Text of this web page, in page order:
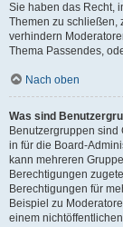
Sie haben das Recht,
Themen zu schließen,
verhindern
Thema Passendes,
Nach oben
Was sind
Benutzergruppen
in für die Board-
kann mehreren
Berechtigungen
Berechtigungen für
Beispiel zu
einem